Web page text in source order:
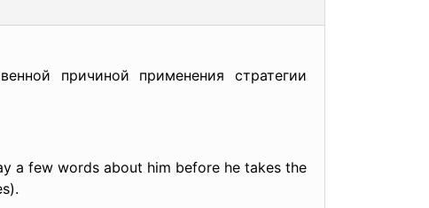
причиной применения стратегии
a few words about him before he takes the